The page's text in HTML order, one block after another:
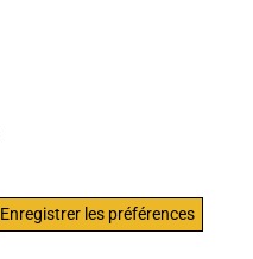
Enregistrer les préférences